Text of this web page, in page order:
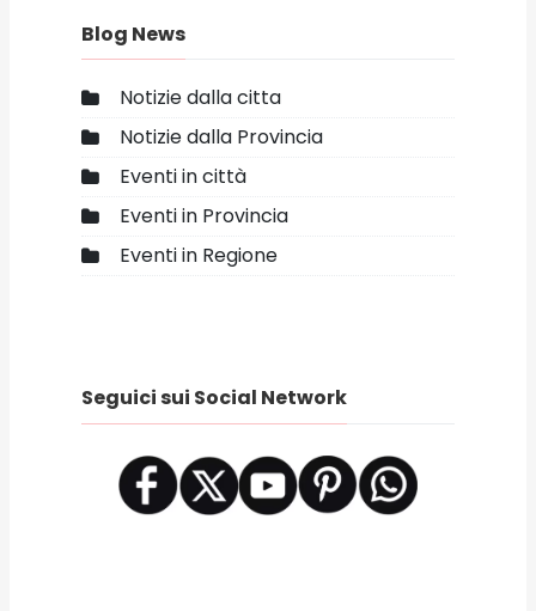
Blog News
Notizie dalla citta
Notizie dalla Provincia
Eventi in città
Eventi in Provincia
Eventi in Regione
Seguici sui Social Network